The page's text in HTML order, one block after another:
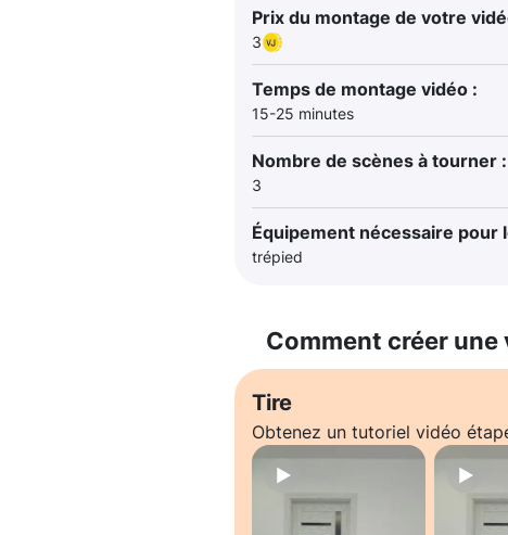
Prix du montage de votre
3
Temps de montage vidéo :
15-25 minutes
Nombre de scènes à tourner :
3
Équipement nécessaire pour
trépied
Comment créer
Tire
Obtenez un tutoriel vidéo